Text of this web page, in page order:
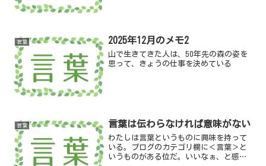
言葉 2025年12月のメモ2
山で生きてきた人は、50年先の森の姿を
思って、きょうの仕事を決めている
言葉 言葉は伝わらなければ意味がない
わたしは言葉というものに興味を持って
いる。ブログのカテゴリ欄に＜言葉＞と
いうものがある位だ。いいなぁ、と感じ